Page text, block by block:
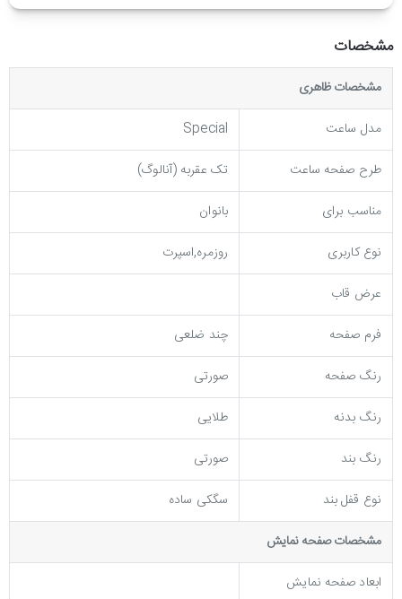
مشخصات
مشخصات ظاهری
مدل ساعت
Special
طرح صفحه ساعت
تک عقربه (آنالوگ)
مناسب برای
بانوان
نوع کاربری
روزمره,اسپرت
عرض قاب
فرم صفحه
چند ضلعی
رنگ صفحه
صورتی
رنگ بدنه
طلایی
رنگ بند
صورتی
نوع قفل بند
سگکی ساده
مشخصات صفحه نمايش
ابعاد صفحه نمایش